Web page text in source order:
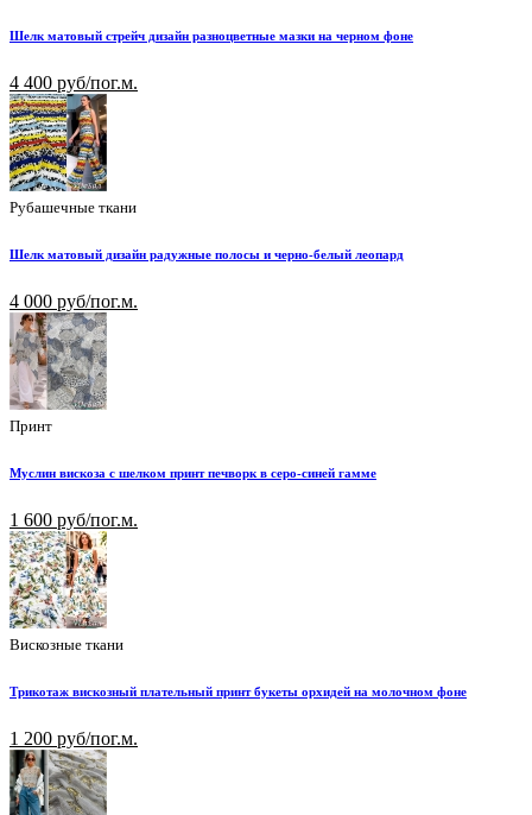
Шелк матовый стрейч дизайн разноцветные мазки на черном фоне
4 400 руб/пог.м.
Рубашечные ткани
Шелк матовый дизайн радужные полосы и черно-белый леопард
4 000 руб/пог.м.
Принт
Муслин вискоза с шелком принт печворк в серо-синей гамме
1 600 руб/пог.м.
Вискозные ткани
Трикотаж вискозный плательный принт букеты орхидей на молочном фоне
1 200 руб/пог.м.